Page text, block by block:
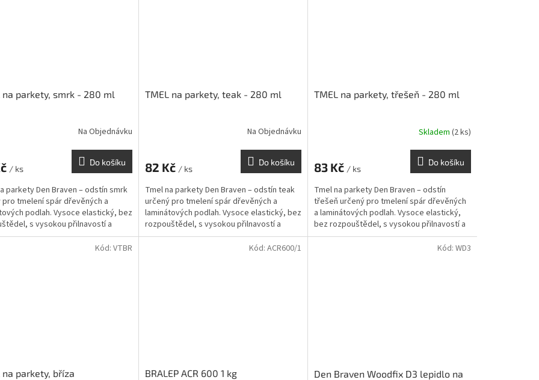
na parkety, smrk - 280 ml
Na Objednávku
/ ks
Do košíku
parkety Den Braven – odstín smrk
pro tmelení spár dřevěných a
podlah. Vysoce elastický, bez
s vysokou přilnavostí a
pro...
TMEL na parkety, teak - 280 ml
Na Objednávku
82 Kč / ks
Do košíku
Tmel na parkety Den Braven – odstín teak
určený pro tmelení spár dřevěných a
laminátových podlah. Vysoce elastický, bez
rozpouštědel, s vysokou přilnavostí a
vhodný pro...
TMEL na parkety, třešeň - 280 ml
Skladem (2 ks)
83 Kč / ks
Do košíku
Tmel na parkety Den Braven – odstín
třešeň určený pro tmelení spár dřevěných
a laminátových podlah. Vysoce elastický,
bez rozpouštědel, s vysokou přilnavostí a
vhodný pro...
na parkety, bříza
Kód: VTBR
BRALEP ACR 600 1 kg
Kód: ACR600/1
Den Braven Woodfix D3 lepidlo na
Kód: WD3